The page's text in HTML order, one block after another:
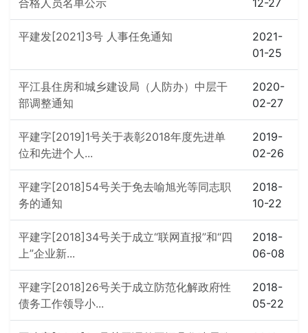
合格人员名单公示
12-27
平建发[2021]3号 人事任免通知
2021-
01-25
平江县住房和城乡建设局（人防办）中层干
部调整通知
2020-
02-27
平建字[2019]1号关于表彰2018年度先进单
位和先进个人...
2019-
02-26
平建字[2018]54号关于免去喻旭光等同志职
务的通知
2018-
10-22
平建字[2018]34号关于成立“联网直报”和“四
上”企业新...
2018-
06-08
平建字[2018]26号关于成立防范化解政府性
债务工作领导小...
2018-
05-22